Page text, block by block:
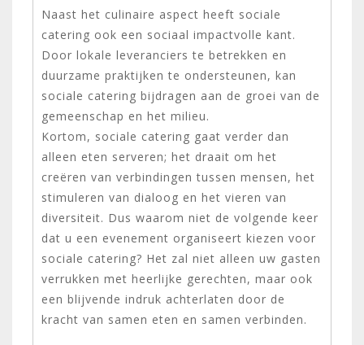
Naast het culinaire aspect heeft sociale
catering ook een sociaal impactvolle kant.
Door lokale leveranciers te betrekken en
duurzame praktijken te ondersteunen, kan
sociale catering bijdragen aan de groei van de
gemeenschap en het milieu.
Kortom, sociale catering gaat verder dan
alleen eten serveren; het draait om het
creëren van verbindingen tussen mensen, het
stimuleren van dialoog en het vieren van
diversiteit. Dus waarom niet de volgende keer
dat u een evenement organiseert kiezen voor
sociale catering? Het zal niet alleen uw gasten
verrukken met heerlijke gerechten, maar ook
een blijvende indruk achterlaten door de
kracht van samen eten en samen verbinden.